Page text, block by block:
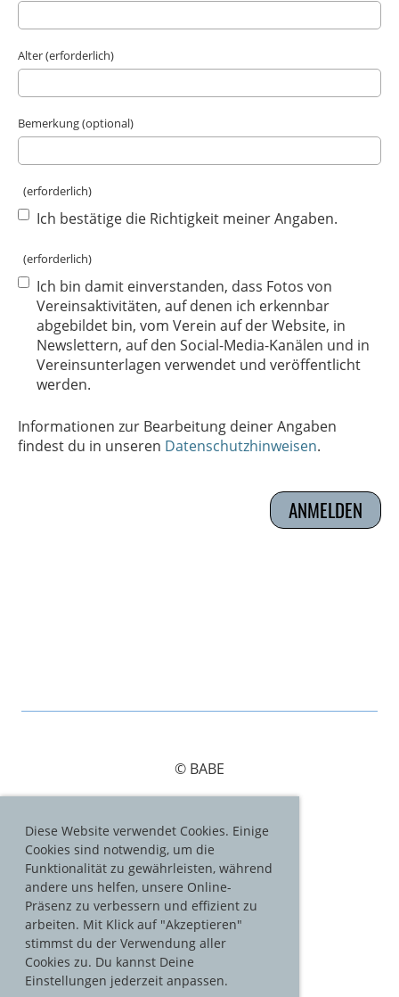
Diese Website verwendet Cookies. Einige
Cookies sind notwendig, um die
Funktionalität zu gewährleisten, während
andere uns helfen, unsere Online-
Präsenz zu verbessern und effizient zu
arbeiten. Mit Klick auf "Akzeptieren"
stimmst du der Verwendung aller
Cookies zu. Du kannst Deine
Einstellungen jederzeit anpassen.
Alter (erforderlich)
Bemerkung (optional)
(erforderlich)
Ich bestätige die Richtigkeit meiner Angaben.
(erforderlich)
Ich bin damit einverstanden, dass Fotos von
Vereinsaktivitäten, auf denen ich erkennbar
abgebildet bin, vom Verein auf der Website, in
Newslettern, auf den Social-Media-Kanälen und in
Vereinsunterlagen verwendet und veröffentlicht
werden.
Informationen zur Bearbeitung deiner Angaben
findest du in unseren Datenschutzhinweisen.
© BABE
Impressum
Datenschutz
Folge uns: